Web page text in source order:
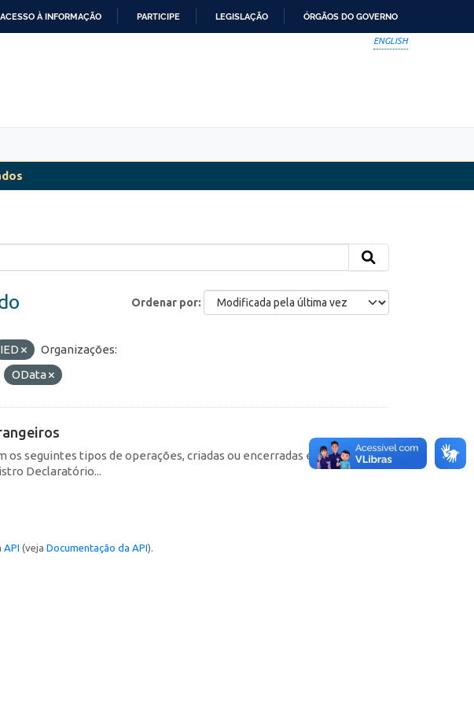
ACESSO À INFORMAÇÃO PARTICIPE LEGISLAÇÃO ÓRGÃOS DO GOVERNO
ENGLISH
Ordenar por
IED
Organizações:
OData
seguintes tipos de operações, criadas ou encerradas em cada
Declaratório...
API (veja Documentação da API).